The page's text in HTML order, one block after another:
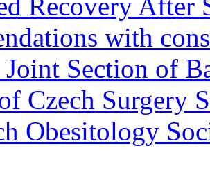
with
Section of
Czech Surgery
Obesitology